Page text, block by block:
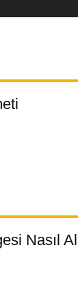
Nasıl